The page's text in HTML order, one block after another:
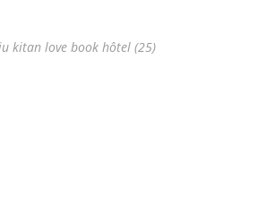
kitan love book hôtel (25)